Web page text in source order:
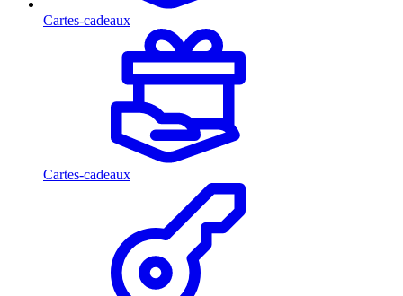
Cartes-cadeaux
Cartes-cadeaux